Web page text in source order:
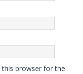
this browser for the